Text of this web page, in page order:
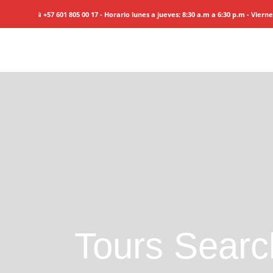
📱 +57 601 805 00 17 - Horario lunes a jueves: 8:30 a.m a 6:30 p.m -
Tours